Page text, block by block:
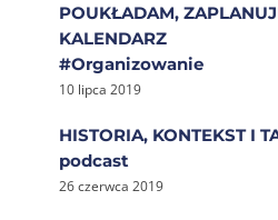
POUKŁADAM,
KALENDARZ
#Organizowanie
10 lipca 2019
HISTORIA, KONTEKST I
podcast
26 czerwca 2019